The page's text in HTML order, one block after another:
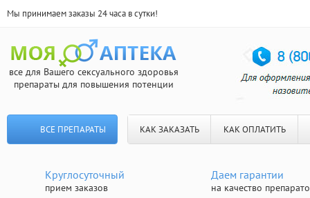
Мы принимаем заказы 24 часа в сутки!
все для Вашего сексуального здоровья
препараты для повышения потенции
ВСЕ ПРЕПАРАТЫ КАК ЗАКАЗАТЬ КАК ОПЛАТИТЬ
Круглосуточный
прием заказов
Даем гарантии
на качество